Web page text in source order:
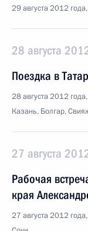
29 августа 2012
28 августа
Поездка в
28 августа 2012
Казань, Болгар,
27 августа
Рабочая
края
27 августа 2012